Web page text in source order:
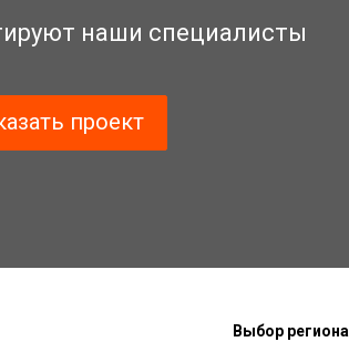
наши специалисты
Выбор региона